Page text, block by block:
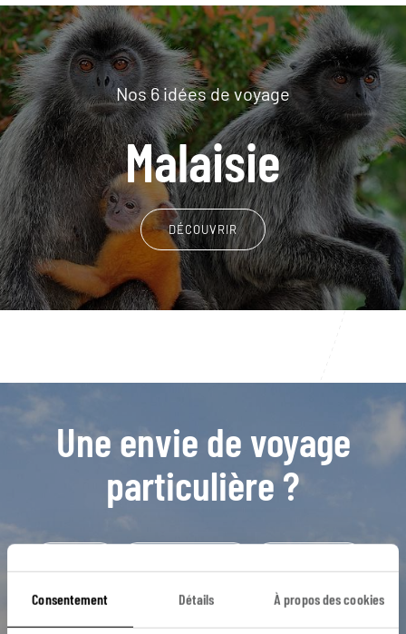
Consentement Détails À propos des cookies
Nos 6 idées de voyage
Malaisie
DÉCOUVRIR
Une envie de voyage
particulière ?
Mer de Chine
Chinatown de Malacca George Town Khoo Kongsi